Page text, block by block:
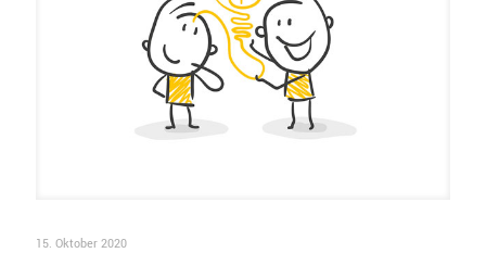
15. Oktober 2020